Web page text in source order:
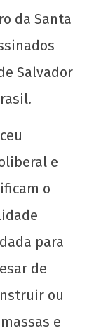
da Santa
Salvador
e
o
para
de
ou
e